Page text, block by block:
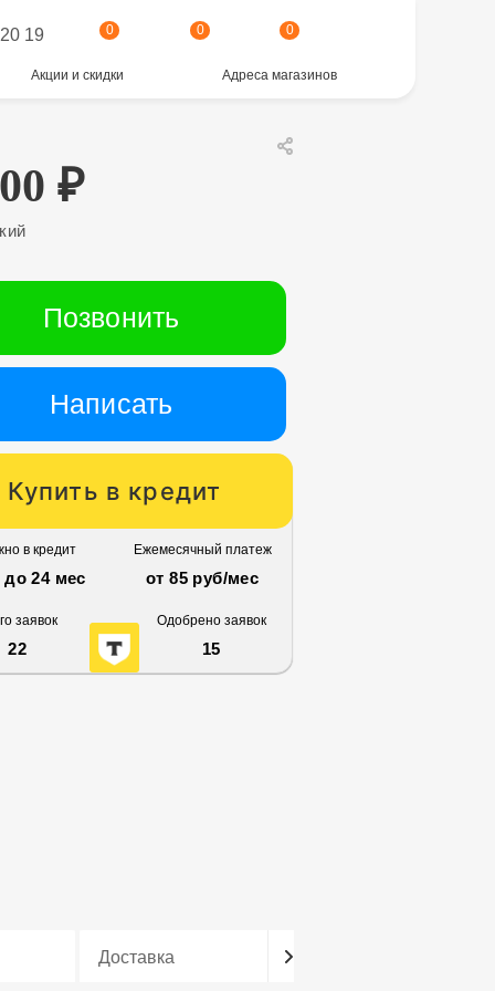
19 0 0 0
Акции и скидки Адреса магазинов
Доставка
₽
Позвонить
Написать
Купить в кредит
в кредит
до 24 мес
Ежемесячный платеж
от 85 руб/мес
заявок
22
Одобрено заявок
15